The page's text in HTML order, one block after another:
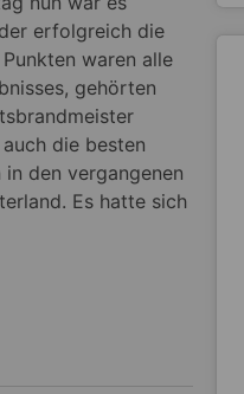
erfolgreich die
waren alle
gehörten
die besten
den vergangenen
Es hatte sich